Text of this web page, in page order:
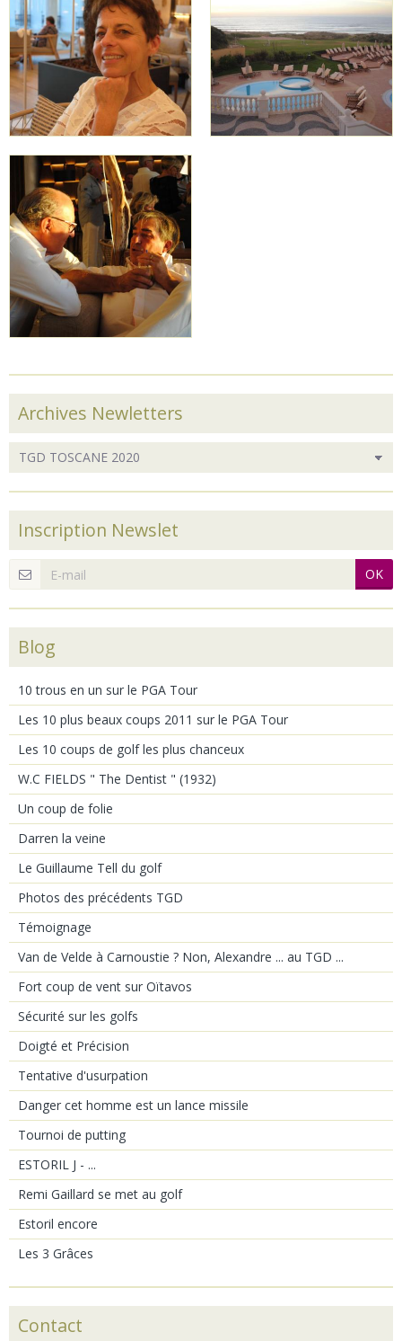
Archives Newletters
Inscription Newslet
OK
Blog
10 trous en un sur le PGA Tour
Les 10 plus beaux coups 2011 sur le PGA Tour
Les 10 coups de golf les plus chanceux
W.C FIELDS " The Dentist " (1932)
Un coup de folie
Darren la veine
Le Guillaume Tell du golf
Photos des précédents TGD
Témoignage
Van de Velde à Carnoustie ? Non, Alexandre ... au TGD ...
Fort coup de vent sur Oïtavos
Sécurité sur les golfs
Doigté et Précision
Tentative d'usurpation
Danger cet homme est un lance missile
Tournoi de putting
ESTORIL J - ...
Remi Gaillard se met au golf
Estoril encore
Les 3 Grâces
Contact